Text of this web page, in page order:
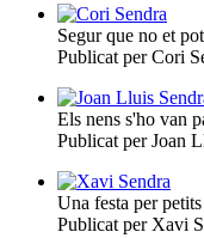
Segur que no et
Publicat per Cori
Els nens s'ho van
Publicat per Joan
Una festa per
Publicat per Xavi